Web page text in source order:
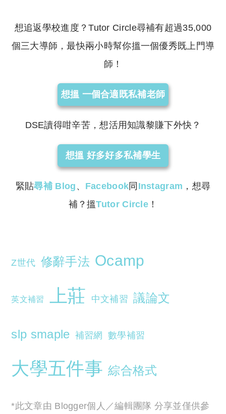
想追返學校進度？Tutor Circle尋補有超過35,000
個三大導師，最快兩小時幫你搵一個優秀既上門導
師！
想搵 一個合適既私補老師
DSE讀得咁辛苦，想活用知識黎賺下外快？
想搵 好多好多私補學生
緊貼尋補 Blog 、 Facebook 同 Instagram ，想尋
補？搵Tutor Circle ！
Z世代 修辭手法 Ocamp
英文補習 上莊 中文補習 議論文
slp smaple 補習網 數學補習
大學五件事 綜合格式
*此文章由 Blogger個人／編輯團隊 分享並僅供參